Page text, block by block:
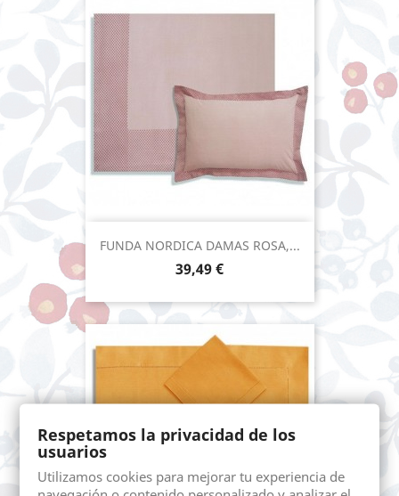
FUNDA NORDICA DAMAS ROSA,...
Precio
39,49 €
Respetamos la privacidad de los
usuarios
Utilizamos cookies para mejorar tu experiencia de